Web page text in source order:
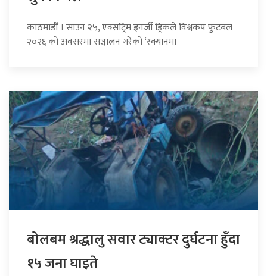
काठमाडौँ । साउन २५, एक्सट्रिम इनर्जी ड्रिंकले विश्वकप फुटबल
२०२६ को अवसरमा सञ्चालन गरेको ‘स्क्यानमा
बोलबम श्रद्धालु सवार ट्याक्टर दुर्घटना हुँदा
१५ जना घाइते